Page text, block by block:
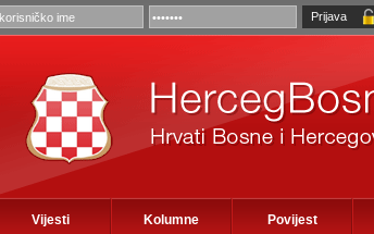
Vijesti Kolumne Povijest